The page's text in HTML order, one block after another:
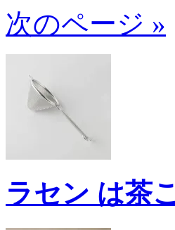
次のページ »
ラセン は茶